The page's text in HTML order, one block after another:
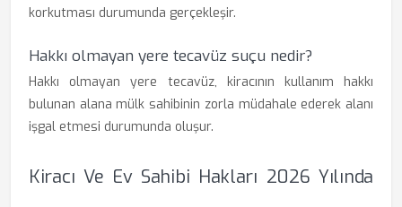
korkutması durumunda gerçekleşir.
Hakkı olmayan yere tecavüz suçu nedir?
Hakkı olmayan yere tecavüz, kiracının kullanım hakkı
bulunan alana mülk sahibinin zorla müdahale ederek alanı
işgal etmesi durumunda oluşur.
Kiracı Ve Ev Sahibi Hakları 2026 Yılında